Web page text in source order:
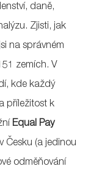
daně,
Zjisti, jak
na správném
zemích. V
kde každý
příležitost k
Equal Pay
Česku (a jedinou
odměňování